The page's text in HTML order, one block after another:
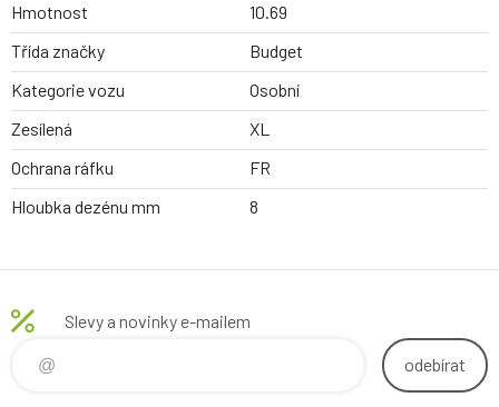
Hmotnost
10.69
Třída značky
Budget
Kategorie vozu
Osobní
Zesílená
XL
Ochrana ráfku
FR
Hloubka dezénu mm
8
Slevy a novinky e-mailem
odebírat